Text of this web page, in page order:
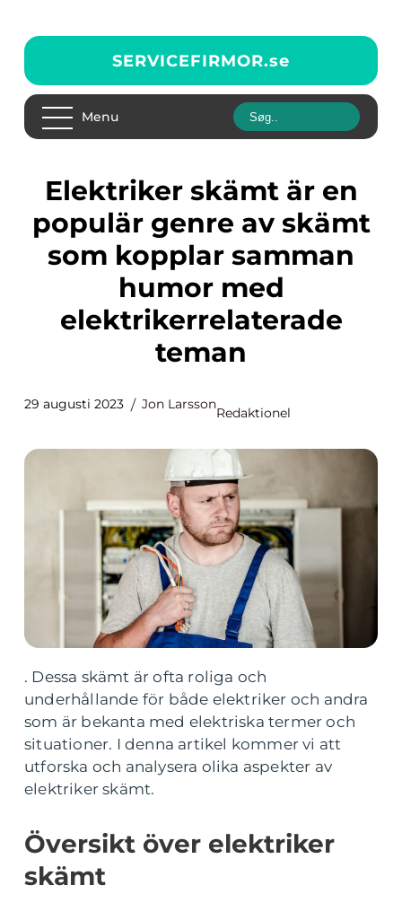
SERVICEFIRMOR.se
Menu
Elektriker skämt är en
populär genre av skämt
som kopplar samman
humor med
elektrikerrelaterade
teman
29 augusti 2023 Jon Larsson
Redaktionel
. Dessa skämt är ofta roliga och
underhållande för både elektriker och andra
som är bekanta med elektriska termer och
situationer. I denna artikel kommer vi att
utforska och analysera olika aspekter av
elektriker skämt.
Översikt över elektriker
skämt